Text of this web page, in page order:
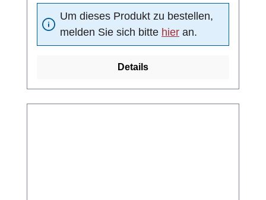
Um dieses Produkt zu bestellen,
melden Sie sich bitte hier an.
Details